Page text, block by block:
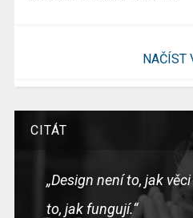
NAČÍST
CITÁT
„Design není to, jak
to, jak fungují.“